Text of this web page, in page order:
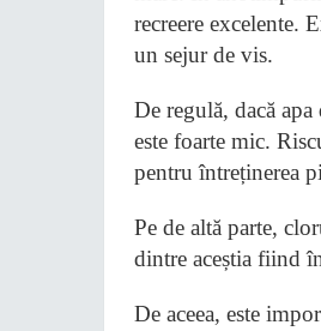
recreere excelente.
un sejur de vis.
De regulă, dacă
este foarte mic.
pentru întreținerea
Pe de altă parte,
dintre aceștia fiind
De aceea, este